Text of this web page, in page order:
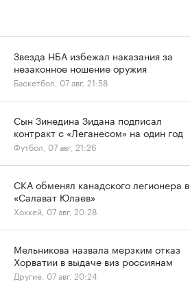
Звезда НБА избежал наказания за
незаконное ношение оружия
Баскетбол, 07 авг, 21:58
Сын Зинедина Зидана подписал
контракт с «Леганесом» на один год
Футбол, 07 авг, 21:26
СКА обменял канадского легионера в
«Салават Юлаев»
Хоккей, 07 авг, 20:28
Мельникова назвала мерзким отказ
Хорватии в выдаче виз россиянам
Другие, 07 авг, 20:24